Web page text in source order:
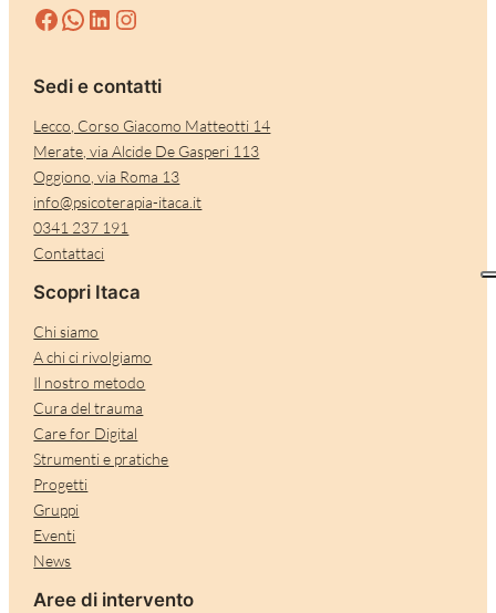
Facebook WhatsApp LinkedIn Instagram
Sedi e contatti
Lecco, Corso Giacomo Matteotti 14
Merate, via Alcide De Gasperi 113
Oggiono, via Roma 13
info@psicoterapia-itaca.it
0341 237 191
Contattaci
Scopri Itaca
Chi siamo
A chi ci rivolgiamo
Il nostro metodo
Cura del trauma
Care for Digital
Strumenti e pratiche
Progetti
Gruppi
Eventi
News
Aree di intervento